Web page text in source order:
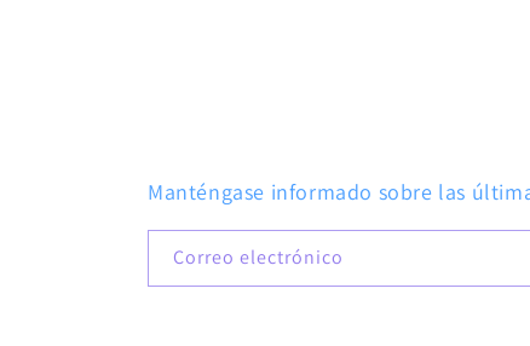
Manténgase informado sobre las
Correo electrónico